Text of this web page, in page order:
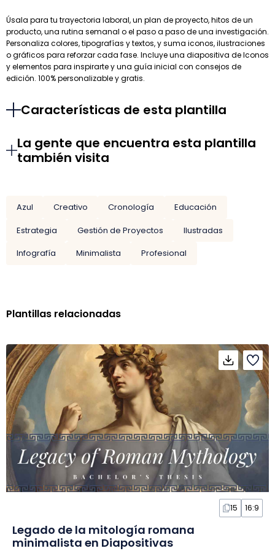
Úsala para tu trayectoria laboral, un plan de proyecto, hitos de un
producto, una rutina semanal o el paso a paso de una investigación.
Personaliza colores, tipografías y textos, y suma iconos, ilustraciones
o gráficos para reforzar cada fase. Incluye una diapositiva de Iconos
y elementos para inspirarte y una guía inicial con consejos de
edición. 100% personalizable y gratis.
Características de esta plantilla
La gente que encuentra esta plantilla
también visita
Azul Creativo Cronología
Educación
Estrategia
Gestión de Proyectos
Ilustradas
Infografía
Minimalista Profesional
Plantillas relacionadas
15 16:9
Legado de la mitología romana
minimalista en Diapositivas